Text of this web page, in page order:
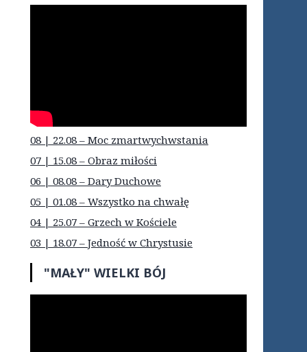
08 | 22.08 – Moc zmartwychwstania
07 | 15.08 – Obraz miłości
06 | 08.08 – Dary Duchowe
05 | 01.08 – Wszystko na chwałę
04 | 25.07 – Grzech w Kościele
03 | 18.07 – Jedność w Chrystusie
"MAŁY" WIELKI BÓJ